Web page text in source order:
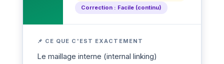
Correction : Facile (continu)
📌 CE QUE C'EST EXACTEMENT
Le maillage interne (internal linking)